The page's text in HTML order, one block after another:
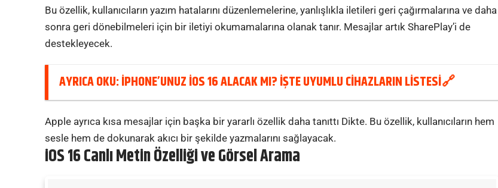
Bu özellik, kullanıcıların yazım hatalarını düzenlemelerine, yanlışlıkla iletileri geri çağırmalarına ve daha
sonra geri dönebilmeleri için bir iletiyi okumamalarına olanak tanır. Mesajlar artık SharePlay’i de
destekleyecek.
AYRICA OKU:İPHONE’UNUZ İOS 16 ALACAK MI? İŞTE UYUMLU CİHAZLARIN LİSTESİ
Apple ayrıca kısa mesajlar için başka bir yararlı özellik daha tanıttı Dikte. Bu özellik, kullanıcıların hem
sesle hem de dokunarak akıcı bir şekilde yazmalarını sağlayacak.
iOS 16 Canlı Metin Özelliği ve Görsel Arama